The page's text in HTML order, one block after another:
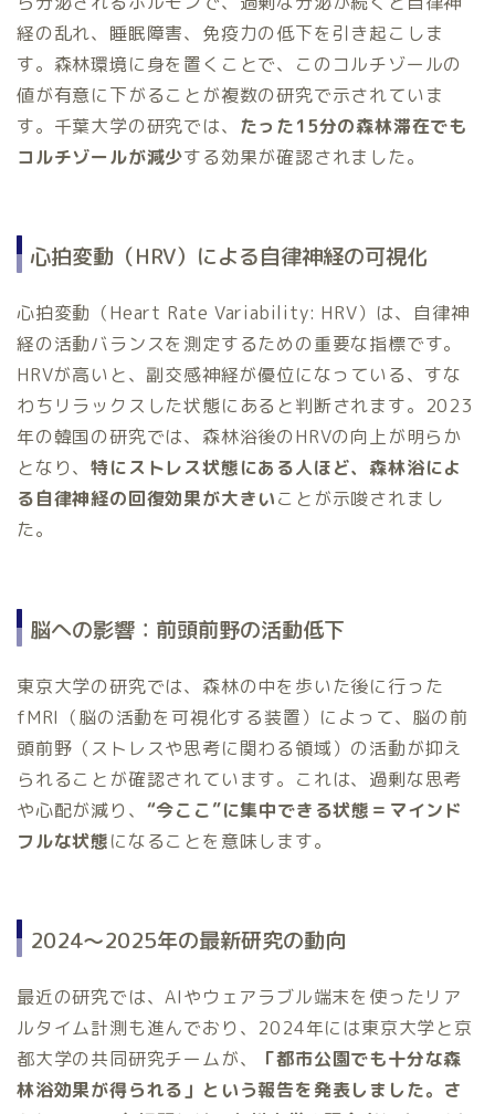
経の乱れ、睡眠障害、免疫力の低下を引き起こしま
す。森林環境に身を置くことで、このコルチゾールの
値が有意に下がることが複数の研究で示されていま
す。千葉大学の研究では、 たった15分の森林滞在でも
コルチゾールが減少する効果が確認されました。
心拍変動（HRV）による自律神経の可視化
心拍変動（Heart Rate Variability: HRV）は、自律神
経の活動バランスを測定するための重要な指標です。
HRVが高いと、副交感神経が優位になっている、すな
わちリラックスした状態にあると判断されます。2023
年の韓国の研究では、森林浴後のHRVの向上が明らか
となり、特にストレス状態にある人ほど、森林浴によ
る自律神経の回復効果が大きいことが示唆されまし
た。
脳への影響：前頭前野の活動低下
東京大学の研究では、森林の中を歩いた後に行った
fMRI（脳の活動を可視化する装置）によって、脳の前
頭前野（ストレスや思考に関わる領域）の活動が抑え
られることが確認されています。これは、過剰な思考
や心配が減り、 “今ここ”に集中できる状態＝マインド
フルな状態になることを意味します。
2024～2025年の最新研究の動向
最近の研究では、AIやウェアラブル端末を使ったリア
ルタイム計測も進んでおり、2024年には東京大学と京
都大学の共同研究チームが、
「都市公園でも十分な森
林浴効果が得られる」という報告を発表しました。さ